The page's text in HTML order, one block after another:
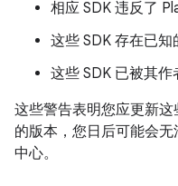
相应 SDK 违反了
这些 SDK 存在已知
这些 SDK 已被其作
这些警告表明您应更新
的版本，您日后可能会
中心。